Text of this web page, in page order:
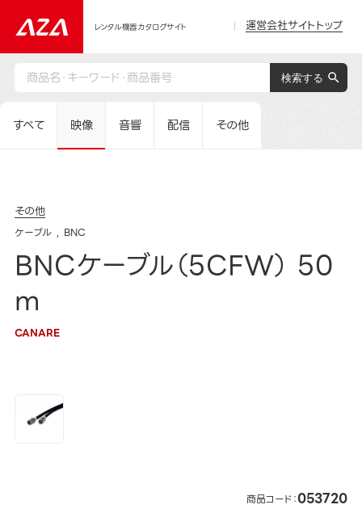
レンタル機器カタログサイト 運営会社サイトトップ
すべて 映像 音響 配信 その他
その他
ケーブル BNC
BNCケーブル（5CFW） 50
m
CANARE
商品コード：053720